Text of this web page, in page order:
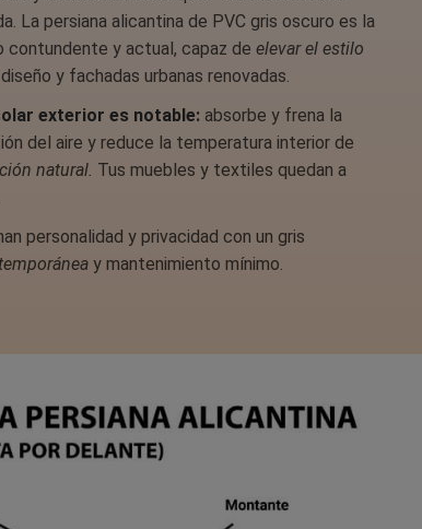
La persiana alicantina de PVC gris oscuro es la
contundente y actual, capaz de elevar el estilo
y fachadas urbanas renovadas.
exterior es notable: absorbe y frena la
del aire y reduce la temperatura interior de
natural. Tus muebles y textiles quedan a
personalidad y privacidad con un gris
y mantenimiento mínimo.